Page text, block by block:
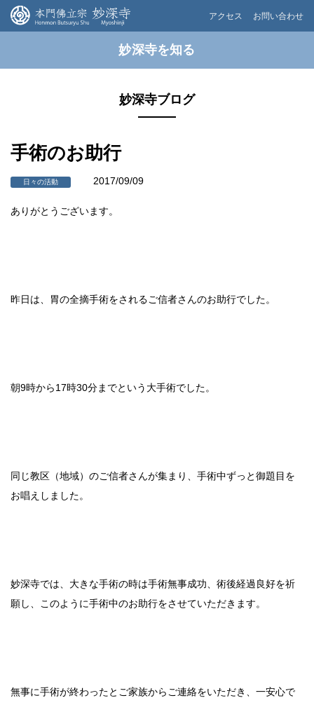
アクセス お問い合わせ
妙深寺を知る
妙深寺ブログ
手術のお助行
日々の活動 2017/09/09
ありがとうございます。
昨日は、胃の全摘手術をされるご信者さんのお助行でした。
朝9時から17時30分までという大手術でした。
同じ教区（地域）のご信者さんが集まり、手術中ずっと御題目を
お唱えしました。
妙深寺では、大きな手術の時は手術無事成功、術後経過良好を祈
願し、このように手術中のお助行をさせていただきます。
無事に手術が終わったとご家族からご連絡をいただき、一安心で